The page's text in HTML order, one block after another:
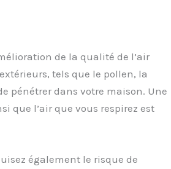
de la qualité de l’air
tels que le pollen, la
pénétrer dans votre maison. Une
que l’air que vous respirez est
également le risque de